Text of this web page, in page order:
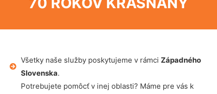
Všetky naše služby poskytujeme v rámci Západného
Slovenska.
Potrebujete pomôcť v inej oblasti? Máme pre vás k